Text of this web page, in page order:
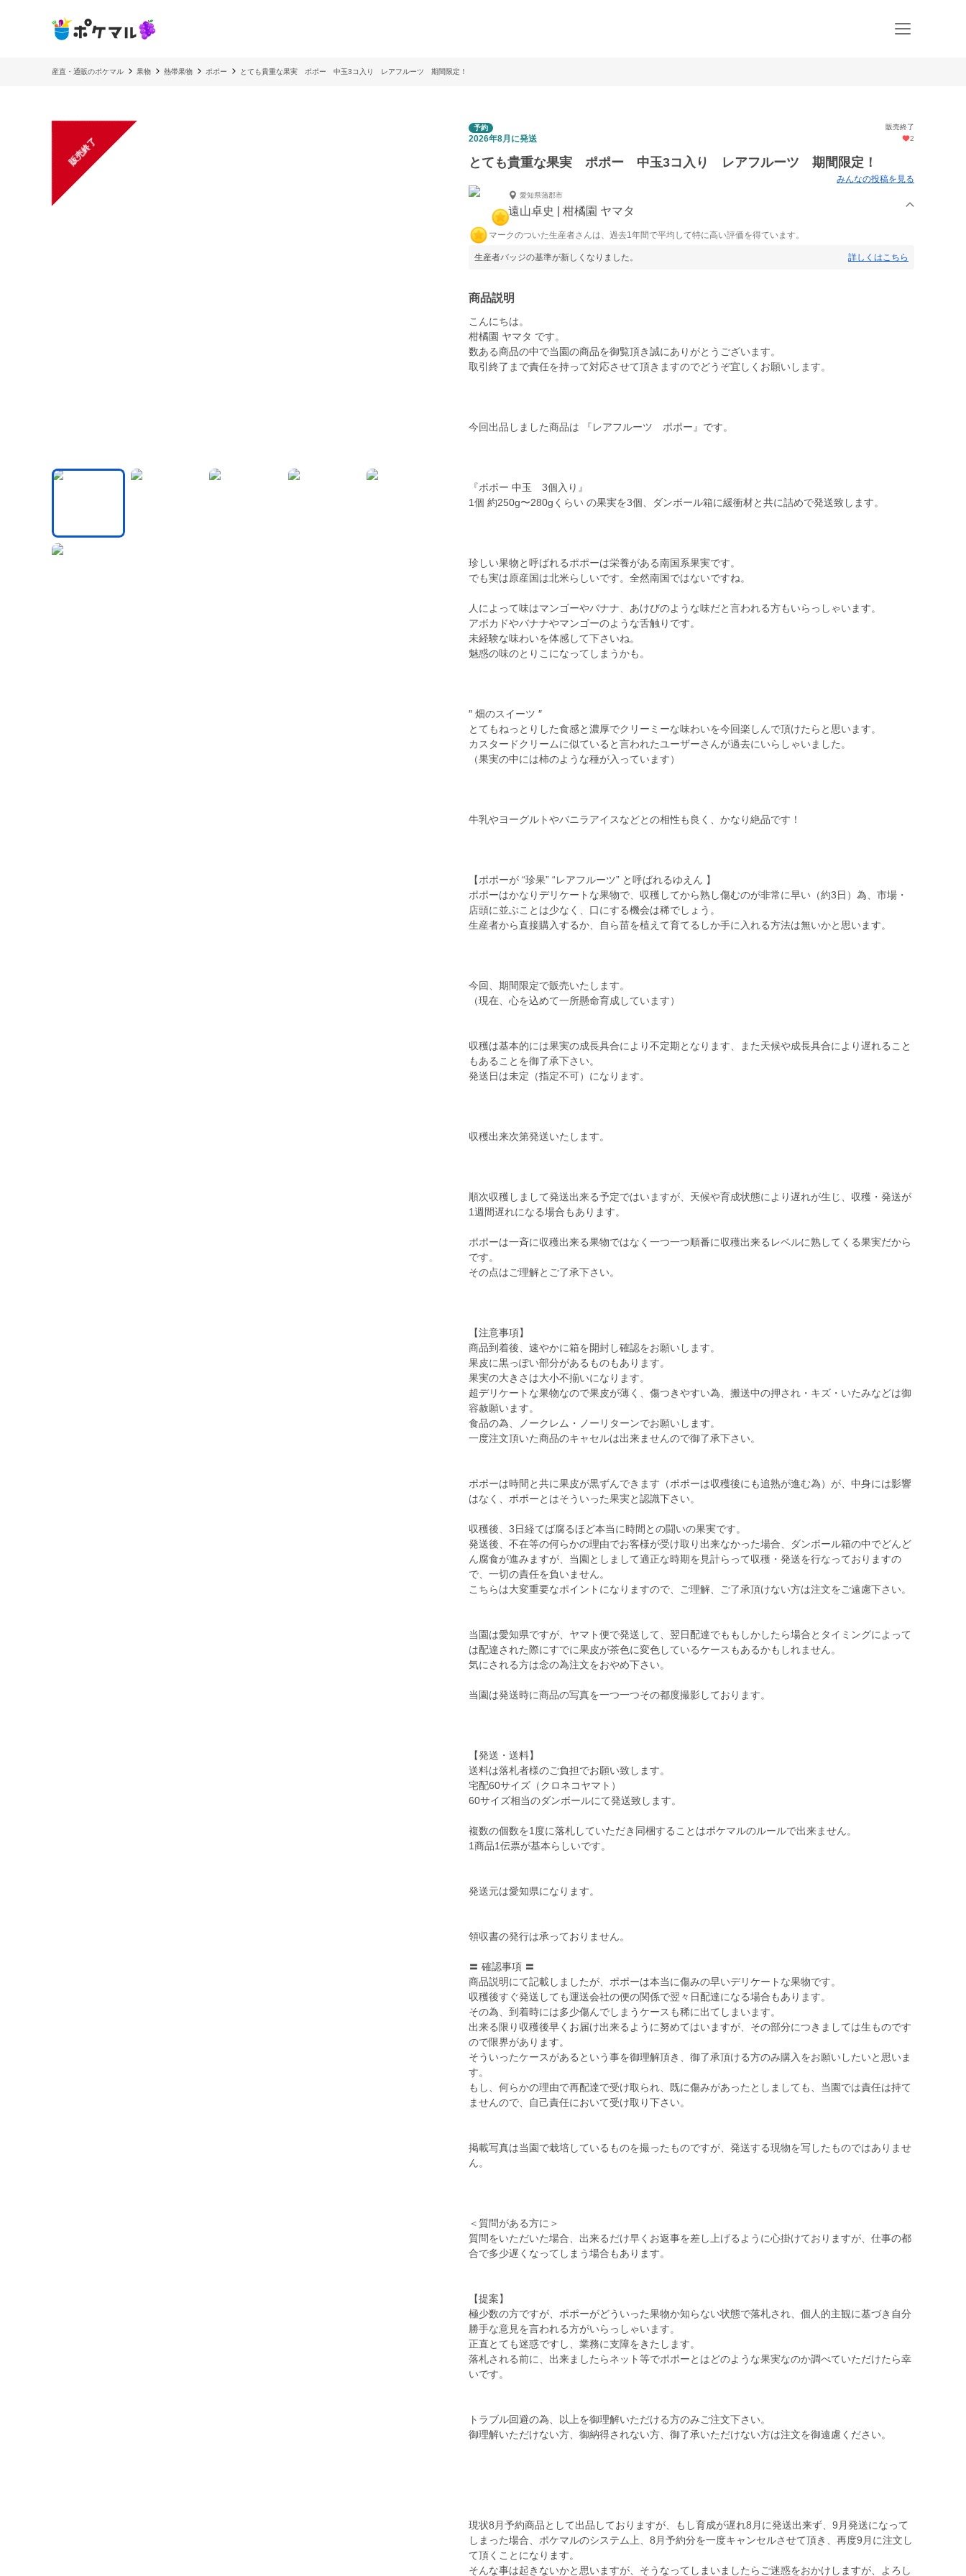
産直・通販のポケマル 果物 熱帯果物 ポポー とても貴重な果実 ポポー 中玉3コ入り レアフルーツ 期間限定！
販売終了
予約 販売終了
2026年8月に発送 2
とても貴重な果実 ポポー 中玉3コ入り レアフルーツ 期間限定！
みんなの投稿を見る
愛知県蒲郡市
遠山卓史 | 柑橘園 ヤマタ
マークのついた生産者さんは、過去1年間で平均して特に高い評価を得ています。
生産者バッジの基準が新しくなりました。 詳しくはこちら
商品説明
こんにちは。
柑橘園 ヤマタ です。
数ある商品の中で当園の商品を御覧頂き誠にありがとうございます。
取引終了まで責任を持って対応させて頂きますのでどうぞ宜しくお願いします。
今回出品しました商品は 『レアフルーツ ポポー』です。
『ポポー 中玉 3個入り』
1個 約250g〜280gくらい の果実を3個、ダンボール箱に緩衝材と共に詰めで発送致します。
珍しい果物と呼ばれるポポーは栄養がある南国系果実です。
でも実は原産国は北米らしいです。全然南国ではないですね。
人によって味はマンゴーやバナナ、あけびのような味だと言われる方もいらっしゃいます。
アボカドやバナナやマンゴーのような舌触りです。
未経験な味わいを体感して下さいね。
魅惑の味のとりこになってしまうかも。
″ 畑のスイーツ ″
とてもねっとりした食感と濃厚でクリーミーな味わいを今回楽しんで頂けたらと思います。
カスタードクリームに似ていると言われたユーザーさんが過去にいらしゃいました。
（果実の中には柿のような種が入っています）
牛乳やヨーグルトやバニラアイスなどとの相性も良く、かなり絶品です！
【ポポーが “珍果” “レアフルーツ” と呼ばれるゆえん 】
ポポーはかなりデリケートな果物で、収穫してから熟し傷むのが非常に早い（約3日）為、市場・
店頭に並ぶことは少なく、口にする機会は稀でしょう。
生産者から直接購入するか、自ら苗を植えて育てるしか手に入れる方法は無いかと思います。
今回、期間限定で販売いたします。
（現在、心を込めて一所懸命育成しています）
収穫は基本的には果実の成長具合により不定期となります、また天候や成長具合により遅れること
もあることを御了承下さい。
発送日は未定（指定不可）になります。
収穫出来次第発送いたします。
順次収穫しまして発送出来る予定ではいますが、天候や育成状態により遅れが生じ、収穫・発送が
1週間遅れになる場合もあります。
ポポーは一斉に収穫出来る果物ではなく一つ一つ順番に収穫出来るレベルに熟してくる果実だから
です。
その点はご理解とご了承下さい。
【注意事項】
商品到着後、速やかに箱を開封し確認をお願いします。
果皮に黒っぽい部分があるものもあります。
果実の大きさは大小不揃いになります。
超デリケートな果物なので果皮が薄く、傷つきやすい為、搬送中の押され・キズ・いたみなどは御
容赦願います。
食品の為、ノークレム・ノーリターンでお願いします。
一度注文頂いた商品のキャセルは出来ませんので御了承下さい。
ポポーは時間と共に果皮が黒ずんできます（ポポーは収穫後にも追熟が進む為）が、中身には影響
はなく、ポポーとはそういった果実と認識下さい。
収穫後、3日経てば腐るほど本当に時間との闘いの果実です。
発送後、不在等の何らかの理由でお客様が受け取り出来なかった場合、ダンボール箱の中でどんど
ん腐食が進みますが、当園としまして適正な時期を見計らって収穫・発送を行なっておりますの
で、一切の責任を負いません。
こちらは大変重要なポイントになりますので、ご理解、ご了承頂けない方は注文をご遠慮下さい。
当園は愛知県ですが、ヤマト便で発送して、翌日配達でももしかしたら場合とタイミングによって
は配達された際にすでに果皮が茶色に変色しているケースもあるかもしれません。
気にされる方は念の為注文をおやめ下さい。
当園は発送時に商品の写真を一つ一つその都度撮影しております。
【発送・送料】
送料は落札者様のご負担でお願い致します。
宅配60サイズ（クロネコヤマト）
60サイズ相当のダンボールにて発送致します。
複数の個数を1度に落札していただき同梱することはポケマルのルールで出来ません。
1商品1伝票が基本らしいです。
発送元は愛知県になります。
領収書の発行は承っておりません。
〓 確認事項 〓
商品説明にて記載しましたが、ポポーは本当に傷みの早いデリケートな果物です。
収穫後すぐ発送しても運送会社の便の関係で翌々日配達になる場合もあります。
その為、到着時には多少傷んでしまうケースも稀に出てしまいます。
出来る限り収穫後早くお届け出来るように努めてはいますが、その部分につきましては生ものです
ので限界があります。
そういったケースがあるという事を御理解頂き、御了承頂ける方のみ購入をお願いしたいと思いま
す。
もし、何らかの理由で再配達で受け取られ、既に傷みがあったとしましても、当園では責任は持て
ませんので、自己責任において受け取り下さい。
掲載写真は当園で栽培しているものを撮ったものですが、発送する現物を写したものではありませ
ん。
＜質問がある方に＞
質問をいただいた場合、出来るだけ早くお返事を差し上げるように心掛けておりますが、仕事の都
合で多少遅くなってしまう場合もあります。
【提案】
極少数の方ですが、ポポーがどういった果物か知らない状態で落札され、個人的主観に基づき自分
勝手な意見を言われる方がいらっしゃいます。
正直とても迷惑ですし、業務に支障をきたします。
落札される前に、出来ましたらネット等でポポーとはどのような果実なのか調べていただけたら幸
いです。
トラブル回避の為、以上を御理解いただける方のみご注文下さい。
御理解いただけない方、御納得されない方、御了承いただけない方は注文を御遠慮ください。
現状8月予約商品として出品しておりますが、もし育成が遅れ8月に発送出来ず、9月発送になって
しまった場合、ポケマルのシステム上、8月予約分を一度キャンセルさせて頂き、再度9月に注文し
て頂くことになります。
そんな事は起きないかと思いますが、そうなってしまいましたらご迷惑をおかけしますが、よろし